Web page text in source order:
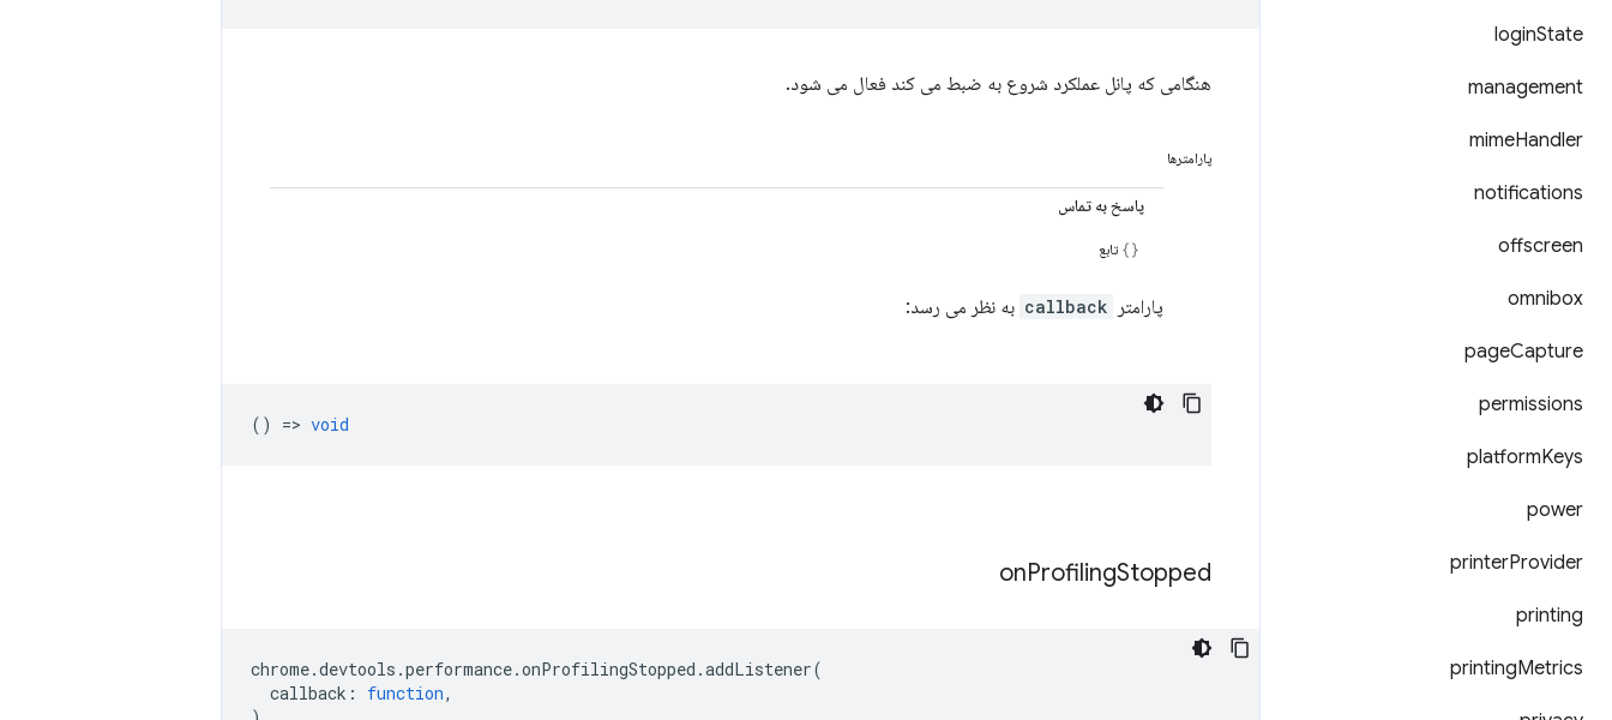
loginState
management
mimeHandler
notifications
offscreen
omnibox
pageCapture
permissions
platformKeys
power
printerProvider
printing
printingMetrics
هنگامی که پانل عملکرد شروع به ضبط می کند فعال می شود.
پارامترها
پاسخ به تماس
تابع
پارامتر callback به نظر می رسد:
() => void
onProfilingStopped
chrome.devtools .performance.onProfilingStopped .addListener(
callback : function,